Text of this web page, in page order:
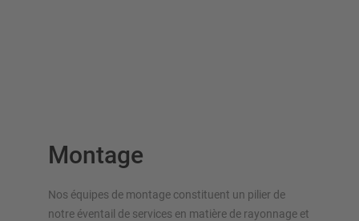
Montage
Nos équipes de montage constituent un pilier de
notre éventail de services en matière de rayonnage et